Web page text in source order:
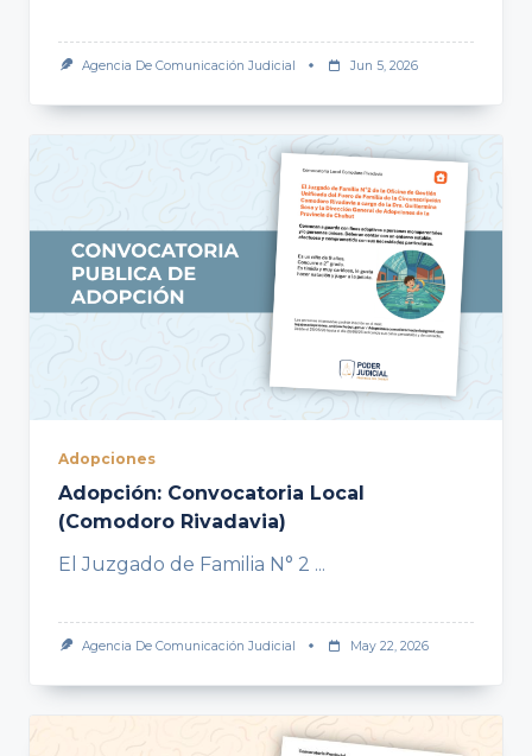
Agencia De Comunicación Judicial Jun 5, 2026
Adopciones
Adopción: Convocatoria Local
(Comodoro Rivadavia)
El Juzgado de Familia N° 2 ...
Agencia De Comunicación Judicial May 22, 2026